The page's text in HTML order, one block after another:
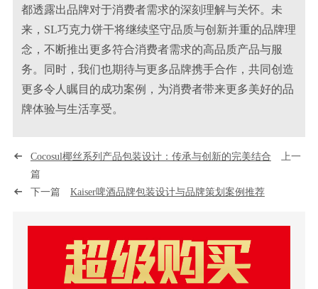
都透露出品牌对于消费者需求的深刻理解与关怀。未
来，SL巧克力饼干将继续坚守品质与创新并重的品牌理
念，不断推出更多符合消费者需求的高品质产品与服
务。同时，我们也期待与更多品牌携手合作，共同创造
更多令人瞩目的成功案例，为消费者带来更多美好的品
牌体验与生活享受。
Cocosul椰丝系列产品包装设计：传承与创新的完美结合 上一
篇
下一篇 Kaiser啤酒品牌包装设计与品牌策划案例推荐